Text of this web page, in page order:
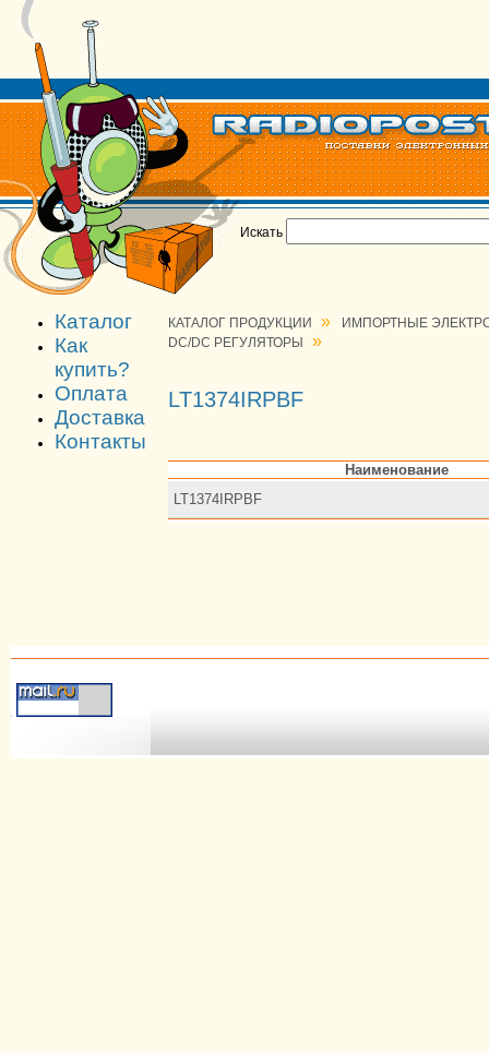
Искать
Каталог
Как
купить?
Оплата
Доставка
Контакты
КАТАЛОГ ПРОДУКЦИИ »
ИМПОРТНЫЕ
DC/DC РЕГУЛЯТОРЫ
»
LT1374IRPBF
Наименование
LT1374IRPBF